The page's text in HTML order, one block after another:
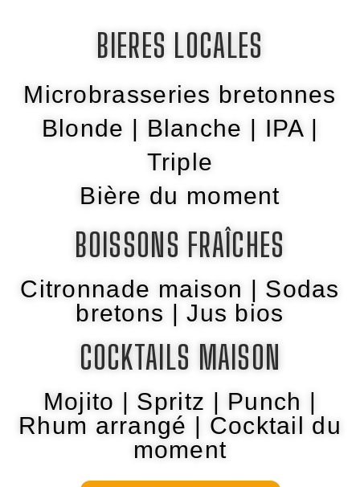
BIERES LOCALES
Microbrasseries bretonnes
Blonde | Blanche | IPA |
Triple
Bière du moment
BOISSONS FRAÎCHES
Citronnade maison | Sodas
bretons | Jus bios
COCKTAILS MAISON
Mojito | Spritz | Punch |
Rhum arrangé
| Cocktail du
moment